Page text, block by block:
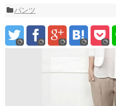
パンツ
ワンピース
オールインワン/サロペット
アクセサリー小物